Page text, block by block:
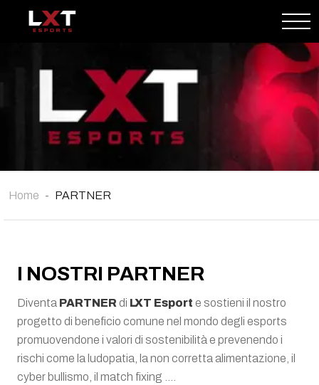
Home PARTNER
I NOSTRI PARTNER
Diventa PARTNER di LXT Esport e sostieni il nostro
progetto di beneficio comune nel mondo degli esports
promuovendone i valori di sostenibilità e prevenendo i
rischi come la ludopatia, la non corretta alimentazione, il
cyber bullismo, il match fixing ….